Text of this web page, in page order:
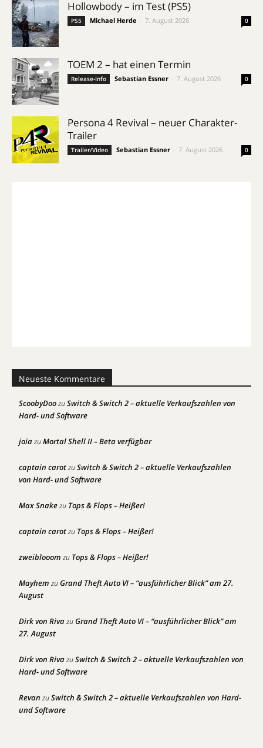
Hollowbody – im Test (PS5)
PS5 Michael Herde 7. August 2026 0
TOEM 2 – hat einen Termin
Release-Info Sebastian Essner 7. August 2026 0
Persona 4 Revival – neuer Charakter-
Trailer
Trailer/Video Sebastian Essner 7. August 2026 0
Neueste Kommentare
ScoobyDoozuSwitch & Switch 2 – aktuelle Verkaufszahlen von
Hard- und Software
joiazuMortal Shell II – Beta verfügbar
captain carotzuSwitch & Switch 2 – aktuelle Verkaufszahlen
von Hard- und Software
Max Snakezu Tops & Flops – Heißer!
captain carotzu Tops & Flops – Heißer!
zweiblooom zu Tops & Flops – Heißer!
Mayhem zuGrand Theft Auto VI – “ausführlicher Blick” am 27.
August
Dirk von RivazuGrand Theft Auto VI – “ausführlicher Blick” am
27. August
Dirk von RivazuSwitch & Switch 2 – aktuelle Verkaufszahlen von
Hard- und Software
Revan zuSwitch & Switch 2 – aktuelle Verkaufszahlen von Hard-
und Software